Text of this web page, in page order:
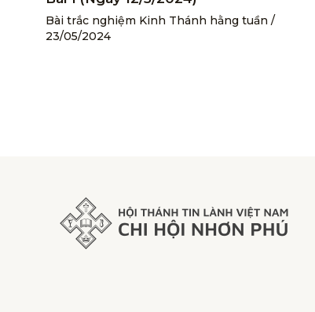
Bài trắc nghiệm Kinh Thánh hằng tuần /
23/05/2024